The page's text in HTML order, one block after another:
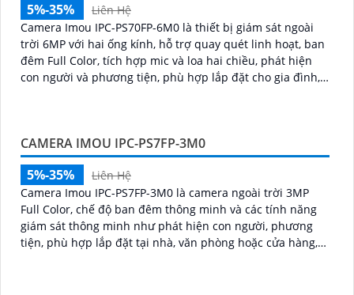
5%-35%
Liên Hệ
Camera Imou IPC-PS70FP-6M0 là thiết bị giám sát ngoài
trời 6MP với hai ống kính, hỗ trợ quay quét linh hoạt, ban
đêm Full Color, tích hợp mic và loa hai chiều, phát hiện
con người và phương tiện, phù hợp lắp đặt cho gia đình,
CAMERA IMOU IPC-PS7FP-3M0
5%-35%
Liên Hệ
Camera Imou IPC-PS7FP-3M0 là camera ngoài trời 3MP
Full Color, chế độ ban đêm thông minh và các tính năng
giám sát thông minh như phát hiện con người, phương
tiện, phù hợp lắp đặt tại nhà, văn phòng hoặc cửa hàng,